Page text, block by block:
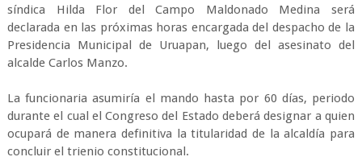
síndica Hilda Flor del Campo Maldonado Medina será
declarada en las próximas horas encargada del despacho de la
Presidencia Municipal de Uruapan, luego del asesinato del
alcalde Carlos Manzo.
La funcionaria asumiría el mando hasta por 60 días, periodo
durante el cual el Congreso del Estado deberá designar a quien
ocupará de manera definitiva la titularidad de la alcaldía para
concluir el trienio constitucional.